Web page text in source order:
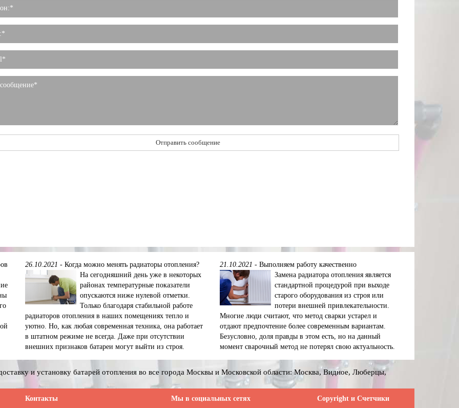
26.10.2021 - Когда можно менять радиаторы отопления?
На сегодняшний день уже в некоторых
районах температурные показатели
опускаются ниже нулевой отметки.
Только благодаря стабильной работе
радиаторов отопления в наших помещениях тепло и
уютно. Но, как любая современная техника, она работает
в штатном режиме не всегда. Даже при отсутствии
внешних признаков батареи могут выйти из строя.
21.10.2021 - Выполняем работу качественно
Замена радиатора отопления является
стандартной процедурой при выходе
старого оборудования из строя или
потери внешней привлекательности.
Многие люди считают, что метод сварки устарел и
отдают предпочтение более современным вариантам.
Безусловно, доля правды в этом есть, но на данный
момент сварочный метод не потерял свою актуальность.
и установку батарей отопления во все города Москвы и Московской области: Москва, Видное, Люберцы,
Контакты Мы в социальных сетях Сopyright и Счетчики